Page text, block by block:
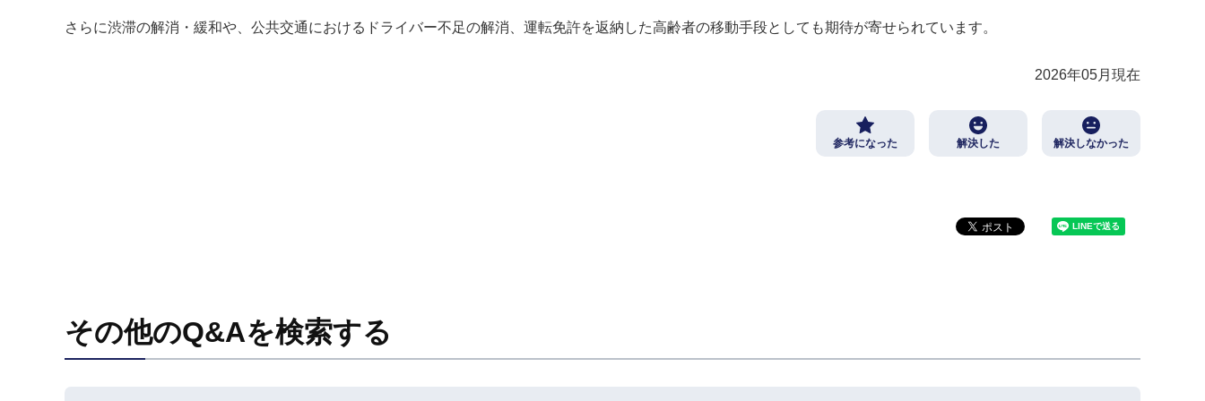
さらに渋滞の解消・緩和や、公共交通におけるドライバー不足の解消、運転免許を返納した高齢者の移動手段としても期待が寄せられています。
2026年05月現在
参考になった 解決した 解決しなかった
その他のQ&Aを検索する